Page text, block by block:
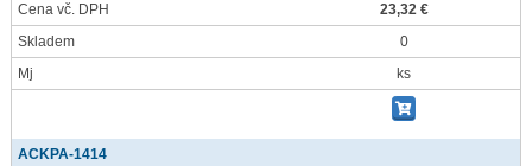
Cena vč. DPH
23,32 €
Skladem
0
Mj
ks
ACKPA-1414